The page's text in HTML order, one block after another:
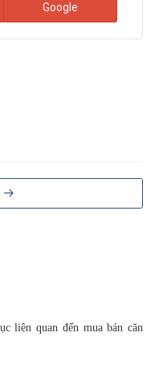
Google
liên quan đến mua bán căn